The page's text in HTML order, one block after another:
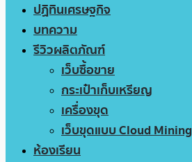
ปฏิทินเศรษฐกิจ
บทความ
รีวิวผลิตภัณฑ์
เว็บซื้อขาย
กระเป๋าเก็บเหรียญ
เครื่องขุด
เว็บขุดแบบ Cloud Mining
ห้องเรียน